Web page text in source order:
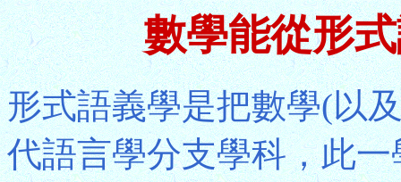
數學能從形
形式語義學是把數學(以
代語言學分支學科，此